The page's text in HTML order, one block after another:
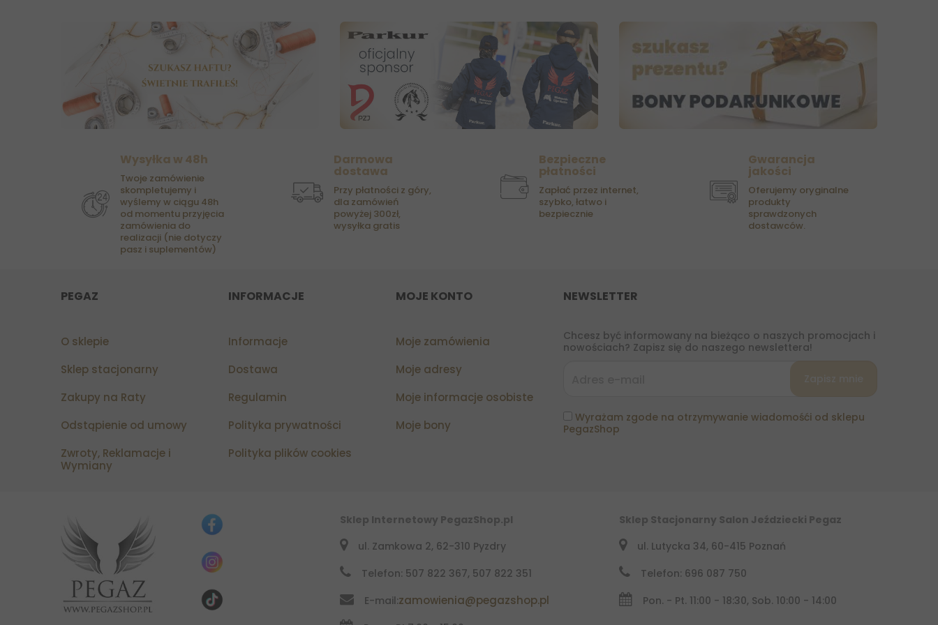
Wysyłka w 48h
Twoje zamówienie
skompletujemy i
wyślemy w ciągu 48h
od momentu przyjęcia
zamówienia do
realizacji (nie dotyczy
pasz i suplementów)
Darmowa
dostawa
Przy płatności z góry,
dla zamówień
powyżej 300zł,
wysyłka gratis
Bezpieczne
płatności
Zapłać przez internet,
szybko, łatwo i
bezpiecznie
Gwarancja
jakości
Oferujemy oryginalne
produkty
sprawdzonych
dostawców.
PEGAZ
O sklepie
Sklep stacjonarny
Zakupy na Raty
Odstąpienie od umowy
Zwroty, Reklamacje i
Wymiany
INFORMACJE
Informacje
Dostawa
Regulamin
Polityka prywatności
Polityka plików cookies
MOJE KONTO
Moje zamówienia
Moje adresy
Moje informacje osobiste
Moje bony
NEWSLETTER
Chcesz być informowany na bieżąco o naszych promocjach i
nowościach? Zapisz się do naszego newslettera!
Wyrażam zgode na otrzymywanie wiadomośći od sklepu
PegazShop
Sklep Internetowy PegazShop.pl
ul. Zamkowa 2, 62-310 Pyzdry
Telefon: 507 822 367, 507 822 351
E-mail:zamowienia@pegazshop.pl
Sklep Stacjonarny Salon Jeździecki Pegaz
ul. Lutycka 34, 60-415 Poznań
Telefon: 696 087 750
Pon. - Pt. 11:00 - 18:30, Sob. 10:00 - 14:00